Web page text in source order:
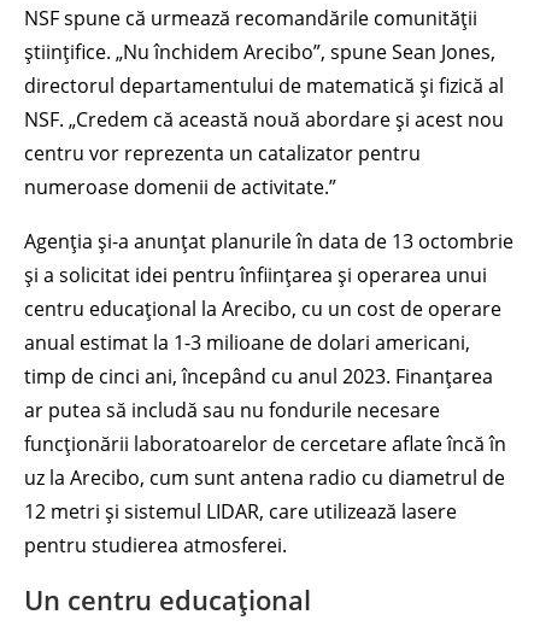
NSF spune că urmează recomandările comunității
științifice. „Nu închidem Arecibo”, spune Sean Jones,
directorul departamentului de matematică și fizică al
NSF. „Credem că această nouă abordare și acest nou
centru vor reprezenta un catalizator pentru
numeroase domenii de activitate.”
Agenția și-a anunțat planurile în data de 13 octombrie
și a solicitat idei pentru înființarea și operarea unui
centru educațional la Arecibo, cu un cost de operare
anual estimat la 1-3 milioane de dolari americani,
timp de cinci ani, începând cu anul 2023. Finanțarea
ar putea să includă sau nu fondurile necesare
funcționării laboratoarelor de cercetare aflate încă în
uz la Arecibo, cum sunt antena radio cu diametrul de
12 metri și sistemul LIDAR, care utilizează lasere
pentru studierea atmosferei.
Un centru educațional